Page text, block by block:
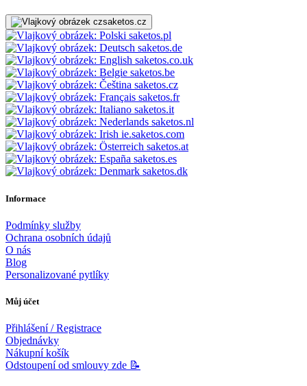
saketos.cz
saketos.pl
saketos.de
saketos.co.uk
saketos.be
saketos.cz
saketos.fr
saketos.it
saketos.nl
ie.saketos.com
saketos.at
saketos.es
saketos.dk
Informace
Podmínky služby
Ochrana osobních údajů
O nás
Blog
Personalizované pytlíky
Můj účet
Přihlášení / Registrace
Objednávky
Nákupní košík
Odstoupení od smlouvy zde 📝